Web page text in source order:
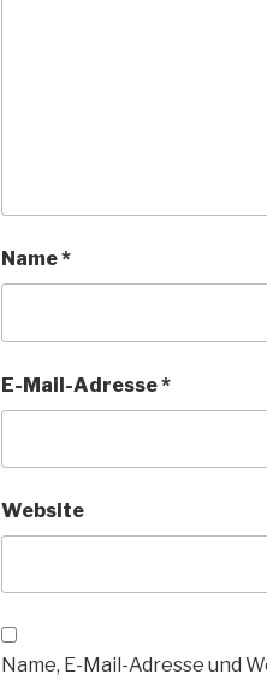
Name*
E-Mail-Adresse*
Website
Name, E-Mail-Adresse und